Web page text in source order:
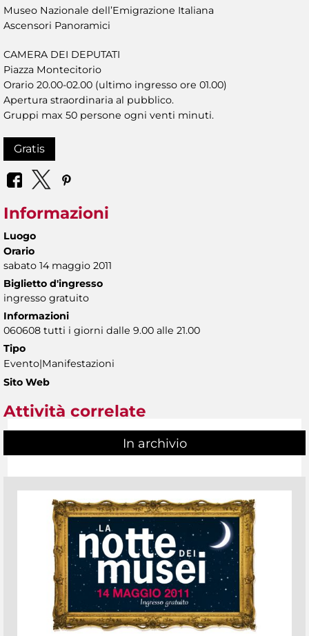
Museo Nazionale dell’Emigrazione Italiana
Ascensori Panoramici
CAMERA DEI DEPUTATI
Piazza Montecitorio
Orario 20.00-02.00 (ultimo ingresso ore 01.00)
Apertura straordinaria al pubblico.
Gruppi max 50 persone ogni venti minuti.
Gratis
Informazioni
Luogo
Orario
sabato 14 maggio 2011
Biglietto d'ingresso
ingresso gratuito
Informazioni
060608 tutti i giorni dalle 9.00 alle 21.00
Tipo
Evento|Manifestazioni
Sito Web
Attività correlate
In archivio